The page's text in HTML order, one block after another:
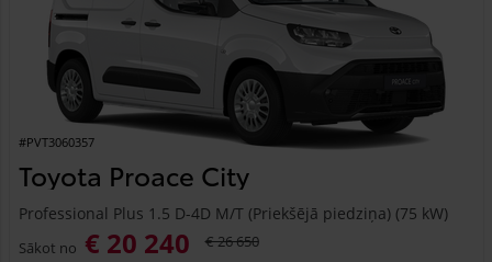
#PVT3060357
Toyota Proace City
Professional Plus 1.5 D-4D M/T (Priekšējā piedziņa) (75 kW)
Sākot no € 20 240 € 26 650